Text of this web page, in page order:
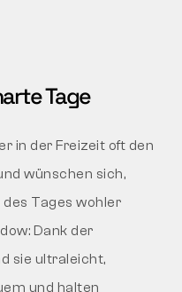
Tage
in der Freizeit oft den
wünschen sich,
des Tages wohler
Dank der
sie ultraleicht,
und halten